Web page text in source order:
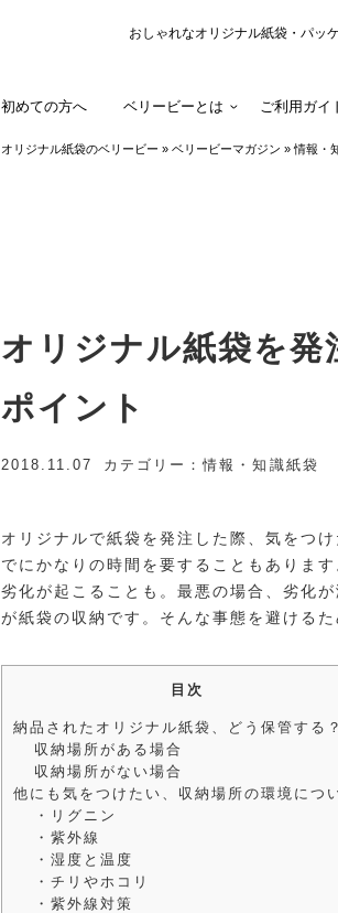
おしゃれなオリジナル紙袋・パッ
初めての方へ ベリービーとは ご利用ガイ
オリジナル紙袋のベリービー » ベリービーマガジン »情報・
オリジナル紙袋を
ポイント
2018.11.07 カテゴリー 情報・知識紙袋
オリジナルで紙袋を発注した際、気をつ
でにかなりの時間を要することもありま
劣化が起こることも。最悪の場合、劣化
が紙袋の収納です。そんな事態を避ける
目次
納品されたオリジナル紙袋、どう保管する？
収納場所がある場合
収納場所がない場合
他にも気をつけたい、収納場所の環境につ
・リグニン
・紫外線
・湿度と温度
・チリやホコリ
・紫外線対策